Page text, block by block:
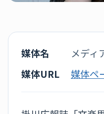
媒体名
メディ
媒体URL
媒体ペ